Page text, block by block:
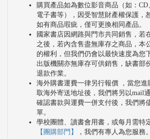
購買產品如為數位影音商品（如：CD
電子書等），因受智慧財產權保護，
如有商品瑕疵，僅可更換相同產品。
國家書店因網路與門市共同銷售，若
之後，若內含售盡無庫存之商品，本
的權利，但我們仍會以最快速度為您
出版機關亦無庫存可供銷售，缺書部
退款作業。
海外購書運費一律另行報價 ，當您進
取海外寄送地址後，我們將另以mail
確認書款與運費一併支付後，我們將
單。
學校團體、讀書會用書，或每月需特
【團購部門】
，我們有專人為您服務。